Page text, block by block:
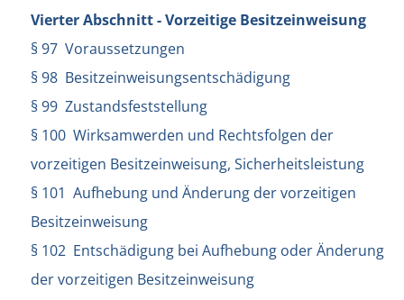
Vierter Abschnitt - Vorzeitige Besitzeinweisung
§ 97 Voraussetzungen
§ 98 Besitzeinweisungsentschädigung
§ 99 Zustandsfeststellung
§ 100 Wirksamwerden und Rechtsfolgen der
vorzeitigen Besitzeinweisung, Sicherheitsleistung
§ 101 Aufhebung und Änderung der vorzeitigen
Besitzeinweisung
§ 102 Entschädigung bei Aufhebung oder Änderung
der vorzeitigen Besitzeinweisung